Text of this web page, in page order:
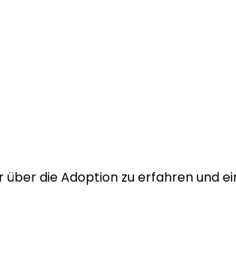
die Adoption zu erfahren und